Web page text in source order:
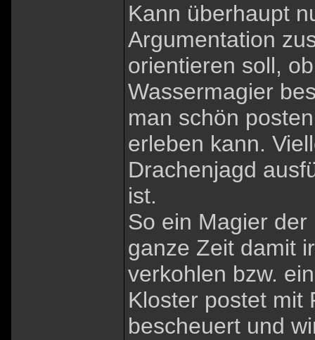
Kann überhaupt
Argumentation
orientieren soll,
Wassermagier
man schön
erleben kann.
Drachenjagd
ist.
So ein Magier
ganze Zeit damit
verkohlen bzw.
Kloster postet mit
bescheuert und